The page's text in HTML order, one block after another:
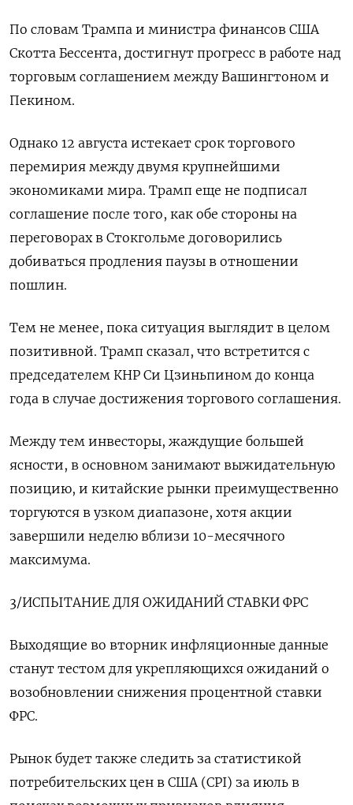
По словам Трампа и министра финансов США
Скотта Бессента, достигнут прогресс в работе над
торговым соглашением между Вашингтоном и
Пекином.
Однако 12 августа истекает срок торгового
перемирия между двумя крупнейшими
экономиками мира. Трамп еще не подписал
соглашение после того, как обе стороны на
переговорах в Стокгольме договорились
добиваться продления паузы в отношении
пошлин.
Тем не менее, пока ситуация выглядит в целом
позитивной. Трамп сказал, что встретится с
председателем КНР Си Цзиньпином до конца
года в случае достижения торгового соглашения.
Между тем инвесторы, жаждущие большей
ясности, в основном занимают выжидательную
позицию, и китайские рынки преимущественно
торгуются в узком диапазоне, хотя акции
завершили неделю вблизи 10-месячного
максимума.
3/ИСПЫТАНИЕ ДЛЯ ОЖИДАНИЙ СТАВКИ ФРС
Выходящие во вторник инфляционные данные
станут тестом для укрепляющихся ожиданий о
возобновлении снижения процентной ставки
ФРС.
Рынок будет также следить за статистикой
потребительских цен в США (CPI) за июль в